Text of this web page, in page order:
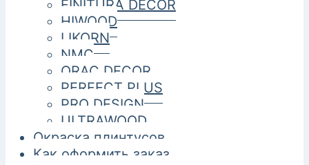
FINITURA DECOR
HIWOOD
LIKORN
NMC
ORAC DECOR
PERFECT PLUS
PRO DESIGN
ULTRAWOOD
Окраска плинтусов
Как оформить заказ